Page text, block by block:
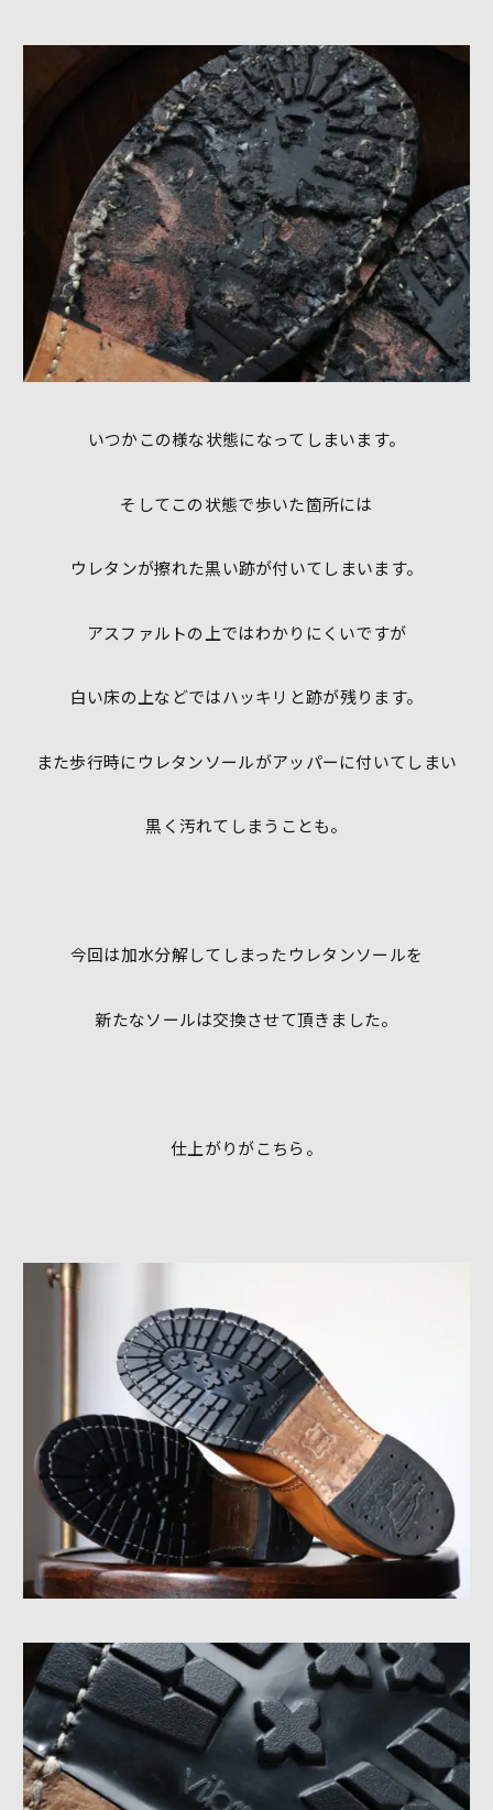
いつかこの様な状態になってしまいます。
そしてこの状態で歩いた箇所には
ウレタンが擦れた黒い跡が付いてしまいます。
アスファルトの上ではわかりにくいですが
白い床の上などではハッキリと跡が残ります。
また歩行時にウレタンソールがアッパーに付いてしまい
黒く汚れてしまうことも。
今回は加水分解してしまったウレタンソールを
新たなソールは交換させて頂きました。
仕上がりがこちら。